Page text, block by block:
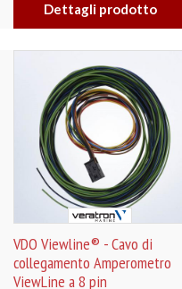
Dettagli prodotto
VDO Viewline® - Cavo di
collegamento Amperometro
ViewLine a 8 pin